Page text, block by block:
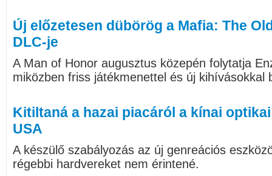
Új előzetesen dübörög a Mafia: The
DLC-je
A Man of Honor augusztus közepén folytatja
miközben friss játékmenettel és új kihívásokkal
Kitiltaná a hazai piacáról a kínai
USA
A készülő szabályozás az új genreációs
régebbi hardvereket nem érintené.